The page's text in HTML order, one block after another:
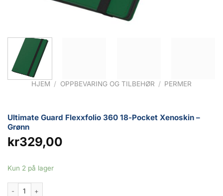
HJEM / OPPBEVARING OG TILBEHØR / PERMER
Ultimate Guard Flexxfolio 360 18-Pocket Xenoskin –
Grønn
kr329,00
Kun 2 på lager
Ultimate Guard Flexxfolio 360 18-Pocket Xenoskin - Grønn antall